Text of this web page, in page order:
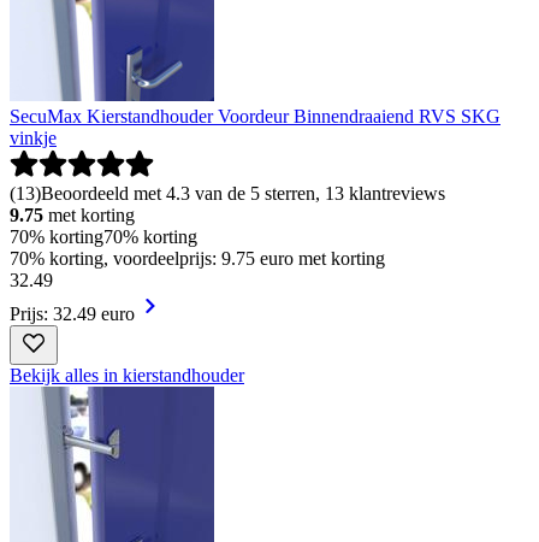
SecuMax Kierstandhouder Voordeur Binnendraaiend RVS SKG
vinkje
(13)Beoordeeld met 4.3 van de 5 sterren, 13 klantreviews
9.75 met korting
70% korting70% korting
70% korting, voordeelprijs: 9.75 euro met korting
32.49
Prijs: 32.49 euro
Bekijk alles in kierstandhouder